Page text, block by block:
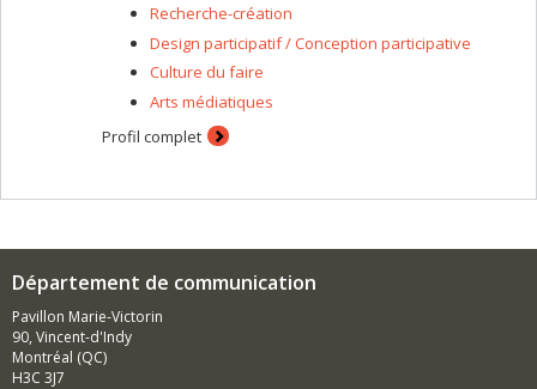
Recherche-création
Design participatif / Conception participative
Culture du faire
Arts médiatiques
Profil complet
Département de communication
Pavillon Marie-Victorin
90, Vincent-d'Indy
Montréal (QC)
H3C 3J7